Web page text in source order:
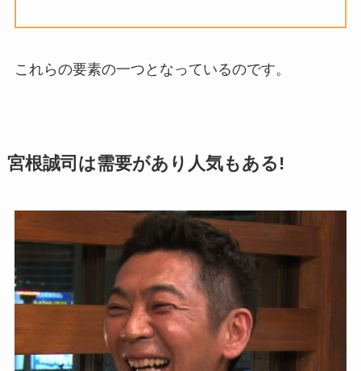
これらの要素の一つとなっているのです。
宮根誠司は需要があり人気もある!